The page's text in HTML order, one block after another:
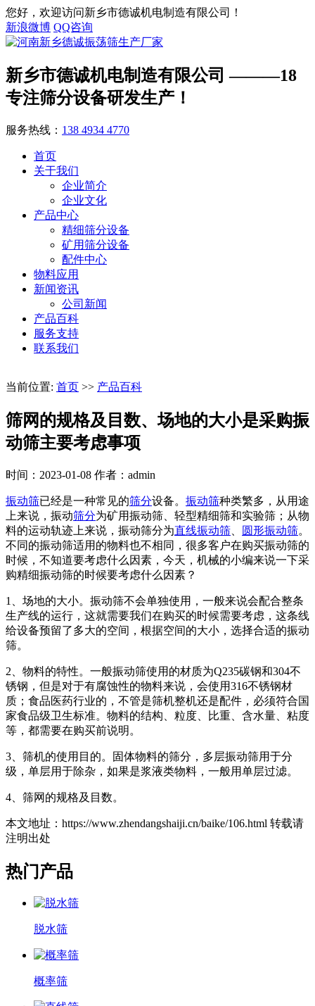
您好，欢迎访问新乡市德诚机电制造有限公司！
新浪微博 QQ咨询
新乡市德诚机电制造有限公司 ———18
专注筛分设备研发生产！
服务热线： 138 4934 4770
首页
关于我们
企业简介
企业文化
产品中心
精细筛分设备
矿用筛分设备
配件中心
物料应用
新闻资讯
公司新闻
产品百科
服务支持
联系我们
当前位置: 首页 >> 产品百科
筛网的规格及目数、场地的大小是采购振
动筛主要考虑事项
时间：2023-01-08 作者：admin
振动筛已经是一种常见的筛分设备。 振动筛种类繁多，从用途
上来说，振动筛分为矿用振动筛、轻型精细筛和实验筛；从物
料的运动轨迹上来说，振动筛分为直线振动筛 圆形振动筛。
不同的振动筛适用的物料也不相同，很多客户在购买振动筛的
时候，不知道要考虑什么因素，今天，机械的小编来说一下采
购精细振动筛的时候要考虑什么因素？
1、场地的大小。振动筛不会单独使用，一般来说会配合整条
生产线的运行，这就需要我们在购买的时候需要考虑，这条线
给设备预留了多大的空间，根据空间的大小，选择合适的振动
筛。
2、物料的特性。一般振动筛使用的材质为Q235碳钢和304不
锈钢，但是对于有腐蚀性的物料来说，会使用316不锈钢材
质；食品医药行业的，不管是筛机整机还是配件，必须符合国
家食品级卫生标准。物料的结构、粒度、比重、含水量、粘度
等，都需要在购买前说明。
3、筛机的使用目的。固体物料的筛分，多层振动筛用于分
级，单层用于除杂，如果是浆液类物料，一般用单层过滤。
4、筛网的规格及目数。
本文地址：https://www.zhendangshaiji.cn/baike/106.html 转载请
注明出处
热门产品
脱水筛
概率筛